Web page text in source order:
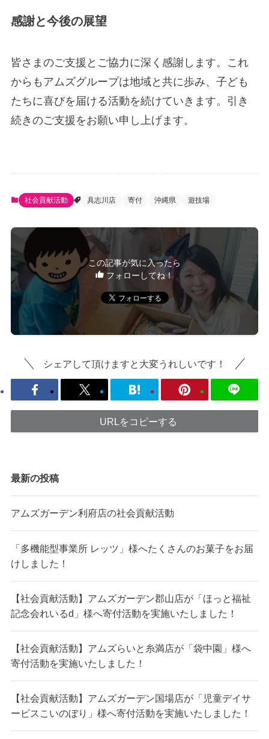
感謝と今後の展望
皆さまのご支援とご協力に深く感謝します。これ
からもアムズグループは地域と共に歩み、子ども
たちに喜びを届ける活動を続けていきます。引き
続きのご支援をお願い申し上げます。
社会貢献活動 具志川店 寄付 沖縄県 遊技場
この記事が気に入ったら
フォローしてね！
シェアして頂けますと大変うれしいです！
URLをコピーする
最新の投稿
アムズガーデン利府店の社会貢献活動
「多機能型事業所 レッツ」様へたくさんのお菓子をお届
けしました！
【社会貢献活動】アムズガーデン郡山店が「ほっと福祉
記念会れいるd」様へ寄付活動を実施いたしました！
【社会貢献活動】アムズらいと糸満店が「袋中園」様へ
寄付活動を実施いたしました！
【社会貢献活動】アムズガーデン国場店が「児童デイサ
ービスこいのぼり」様へ寄付活動を実施いたしました！